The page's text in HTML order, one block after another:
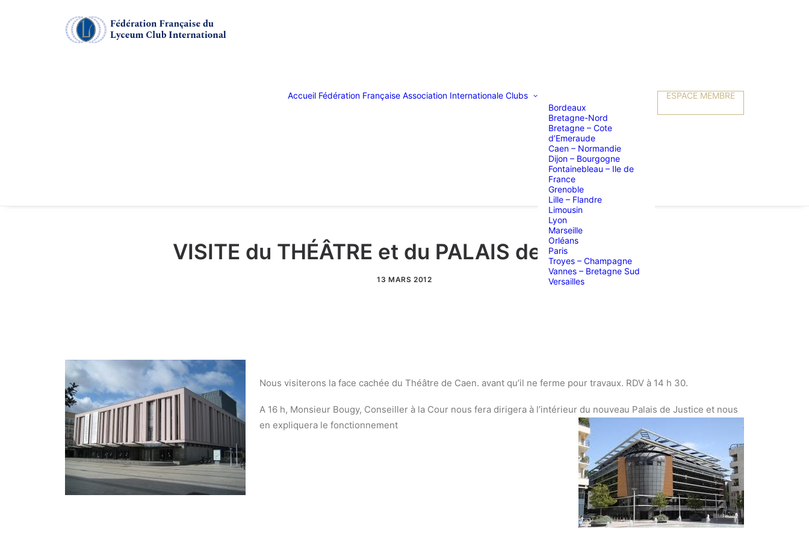
Accueil Fédération Française Association Internationale Clubs
Bordeaux
Bretagne-Nord
Bretagne – Cote
d’Emeraude
Caen – Normandie
Dijon – Bourgogne
Fontainebleau – Ile de
France
Grenoble
Lille – Flandre
Limousin
Lyon
Marseille
Orléans
Paris
Troyes – Champagne
Vannes – Bretagne Sud
Versailles
ESPACE MEMBRE
VISITE du THÉÂTRE et du PALAIS de JUSTICE
13 MARS 2012
Nous visiterons la face cachée du Théâtre de Caen. avant qu’il ne ferme pour travaux. RDV à 14 h 30.
A 16 h, Monsieur Bougy, Conseiller à la Cour nous fera dirigera à l’intérieur du nouveau Palais de Justice et nous
en expliquera le fonctionnement